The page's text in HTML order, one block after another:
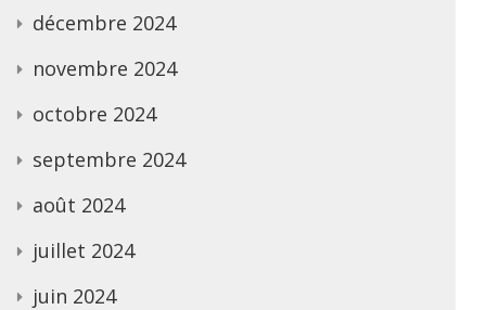
décembre 2024
novembre 2024
octobre 2024
septembre 2024
août 2024
juillet 2024
juin 2024